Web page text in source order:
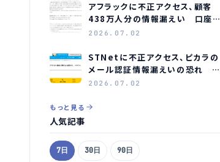
アフラックに不正アクセス、顧客
438万人分の情報漏えい 口座情
報含む顧客も約23万人分
2026.07.02
STNetに不正アクセス、ピカラの
メール認証情報漏えいの恐れ 全
利用者にパスワード変更を要請
2026.07.02
もっと見る
人気記事
7日 30日 90日